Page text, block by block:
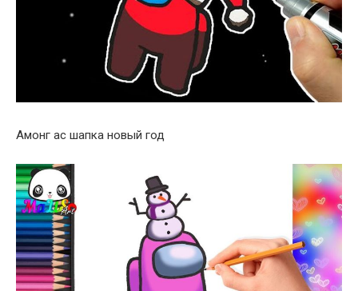
Амонг ас шапка новый год